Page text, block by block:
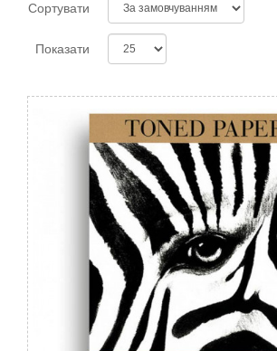
Сортувати
Показати